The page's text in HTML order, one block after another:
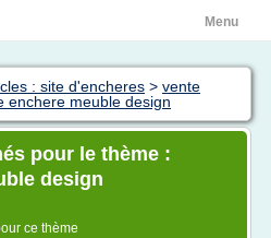
Menu
: site d'encheres > vente
enchere meuble design
pour le thème :
design
ce thème